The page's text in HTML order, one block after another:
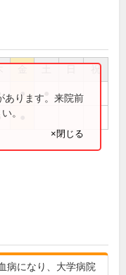
祝
●
あります。来院前
。
×閉じる
病になり、大学病院